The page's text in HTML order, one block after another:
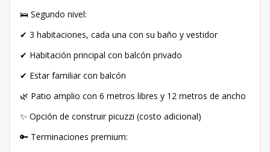
🛌 Segundo nivel:
✔ 3 habitaciones, cada una con su baño y vestidor
✔ Habitación principal con balcón privado
✔ Estar familiar con balcón
🌿 Patio amplio con 6 metros libres y 12 metros de ancho
✨ Opción de construir picuzzi (costo adicional)
🔑 Terminaciones premium: